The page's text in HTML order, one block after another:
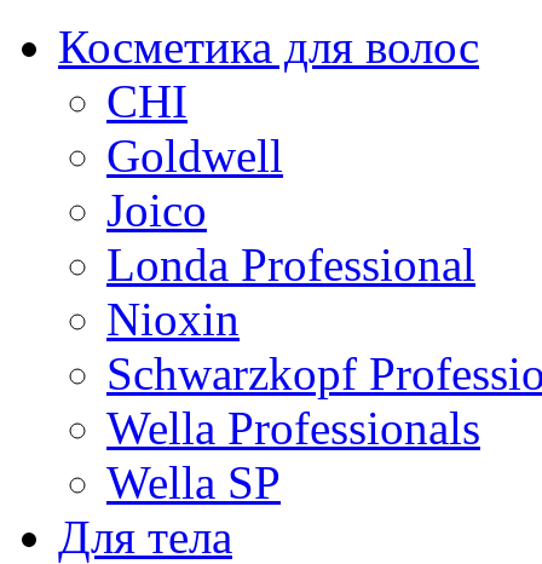
Косметика для волос
CHI
Goldwell
Joico
Londa Professional
Nioxin
Schwarzkopf
Wella Professionals
Wella SP
Для тела